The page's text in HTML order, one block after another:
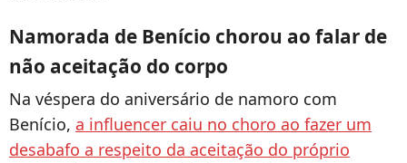
Namorada de Benício chorou ao falar de
não aceitação do corpo
Na véspera do aniversário de namoro com
Benício, a influencer caiu no choro ao fazer um
desabafo a respeito da aceitação do próprio